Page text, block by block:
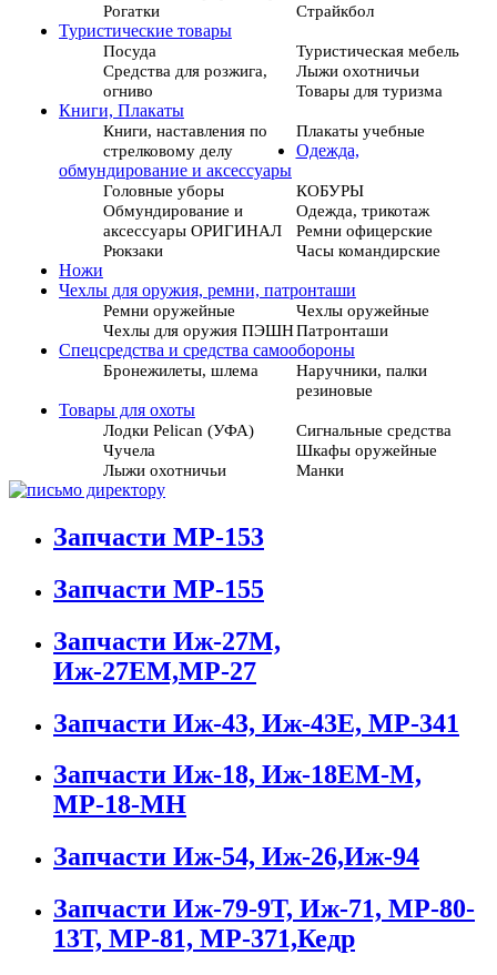
Рогатки
Страйкбол
Туристические товары
Посуда
Туристическая мебель
Средства для розжига,
огниво
Лыжи охотничьи
Товары для туризма
Книги, Плакаты
Книги, наставления по
стрелковому делу
Плакаты учебные
Одежда,
обмундирование и аксессуары
Головные уборы
КОБУРЫ
Обмундирование и
аксессуары ОРИГИНАЛ
Одежда, трикотаж
Ремни офицерские
Рюкзаки
Часы командирские
Ножи
Чехлы для оружия, ремни, патронташи
Ремни оружейные
Чехлы оружейные
Чехлы для оружия ПЭШНПатронташи
Спецсредства и средства самообороны
Бронежилеты, шлема
Наручники, палки
резиновые
Товары для охоты
Лодки Pelican (УФА)
Сигнальные средства
Чучела
Шкафы оружейные
Лыжи охотничьи
Манки
Запчасти МР-153
Запчасти МР-155
Запчасти Иж-27М,
Иж-27ЕМ,МР-27
Запчасти Иж-43, Иж-43Е, МР-341
Запчасти Иж-18, Иж-18ЕМ-М,
МР-18-МН
Запчасти Иж-54, Иж-26,Иж-94
Запчасти Иж-79-9Т, Иж-71, МР-80-
13Т, МР-81, МР-371,Кедр